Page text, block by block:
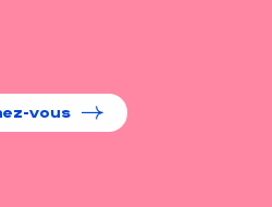
vous